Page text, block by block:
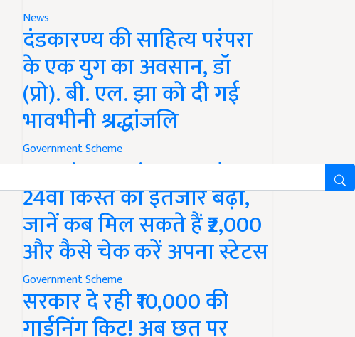
News
दंडकारण्य की साहित्य परंपरा
के एक युग का अवसान, डॉ
(प्रो). बी. एल. झा को दी गई
भावभीनी श्रद्धांजलि
Government Scheme
PM Kisan Yojana Update:
24वीं किस्त का इंतजार बढ़ा,
जानें कब मिल सकते हैं ₹2,000
और कैसे चेक करें अपना स्टेटस
Government Scheme
सरकार दे रही ₹10,000 की
गार्डनिंग किट! अब छत पर